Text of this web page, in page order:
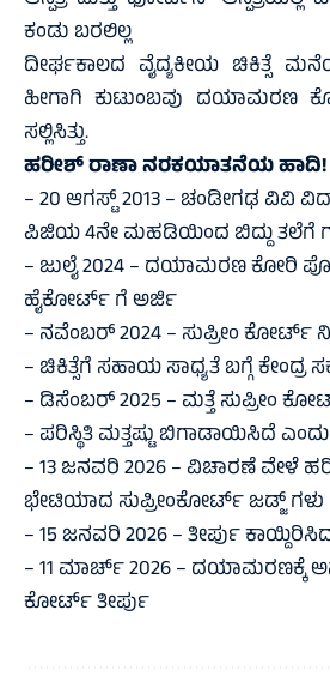
ಕಂಡು ಬರಲಿಲ್ಲ
ದೀರ್ಘಕಾಲದ ವೈದ್ಯಕೀಯ ಚಿಕಿತ್ಸೆ
ಹೀಗಾಗಿ ಕುಟುಂಬವು ದಯಾಮರಣ
ಸಲ್ಲಿಸಿತ್ತು.
ಹರೀಶ್ ರಾಣಾ ನರಕಯಾತನೆಯ ಹಾದಿ!
– 20 ಆಗಸ್ಟ್ 2013 – ಚಂಡೀಗಢ ವಿವಿ
ಪಿಜಿಯ 4ನೇ ಮಹಡಿಯಿಂದ ಬಿದ್ದು ತಲೆಗೆ
– ಜುಲೈ 2024 – ದಯಾಮರಣ ಕೋರಿ
ಹೈಕೋರ್ಟ್ ಗೆ ಅರ್ಜಿ
– ನವೆಂಬರ್ 2024 – ಸುಪ್ರೀಂ ಕೋರ್ಟ್
– ಚಿಕಿತ್ಸೆಗೆ ಸಹಾಯ ಸಾಧ್ಯತೆ ಬಗ್ಗೆ ಕೇಂದ್ರ
– ಡಿಸೆಂಬರ್ 2025 – ಮತ್ತೆ ಸುಪ್ರೀಂ
– ಪರಿಸ್ಥಿತಿ ಮತ್ತಷ್ಟು ಬಿಗಾಡಾಯಿಸಿದೆ
– 13 ಜನವರಿ 2026 – ವಿಚಾರಣೆ ವೇಳೆ
ಭೇಟಿಯಾದ ಸುಪ್ರೀಂಕೋರ್ಟ್ ಜಡ್ಜ್ ಗಳು
– 15 ಜನವರಿ 2026 – ತೀರ್ಪು
– 11 ಮಾರ್ಚ್ 2026 – ದಯಾಮರಣಕ್ಕೆ
ಕೋರ್ಟ್ ತೀರ್ಪು